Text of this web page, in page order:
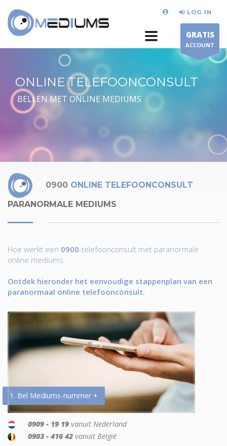
LOG IN
GRATIS
ACCOUNT
ONLINE TELEFOONCONSULT
BELLEN MET ONLINE MEDIUMS
0900 ONLINE TELEFOONCONSULT
PARANORMALE MEDIUMS
Hoe werkt een 0900-telefoonconsult met paranormale
online mediums.
Ontdek hieronder het eenvoudige stappenplan van een
paranormaal online telefoonconsult.
1. Bel Mediums-nummer +
0909 - 19 19 vanuit Nederland
0903 - 416 42 vanuit België